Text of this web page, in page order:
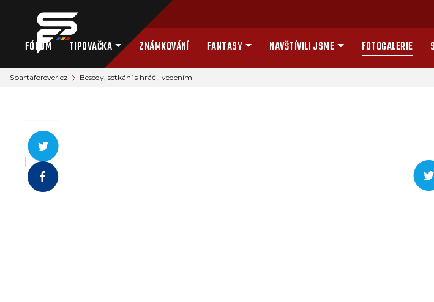
FÓRUM TIPOVAČKA ZNÁMKOVÁNÍ FANTASY NAVŠTÍVILI JSME FOTOGALERIE
Spartaforever.cz Besedy, setkání s hráči, vedením